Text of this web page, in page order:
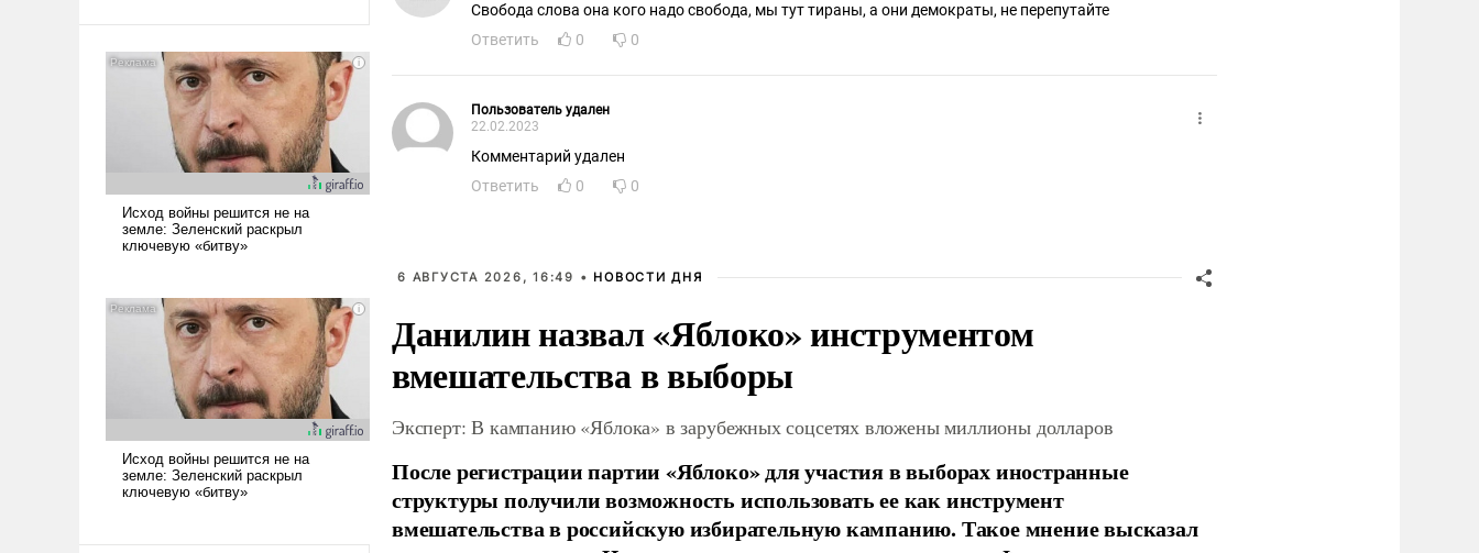
Свобода слова она кого надо свобода, мы тут тираны, а они демократы, не перепутайте
Ответить
0 0
Пользователь удален
22.02.2023
Комментарий удален
Ответить
0 0
6 АВГУСТА 2026, 16:49 • НОВОСТИ ДНЯ
Данилин назвал «Яблоко» инструментом
вмешательства в выборы
Эксперт: В кампанию «Яблока» в зарубежных соцсетях вложены миллионы долларов
После регистрации партии «Яблоко» для участия в выборах иностранные
структуры получили возможность использовать ее как инструмент
вмешательства в российскую избирательную кампанию. Такое мнение высказал